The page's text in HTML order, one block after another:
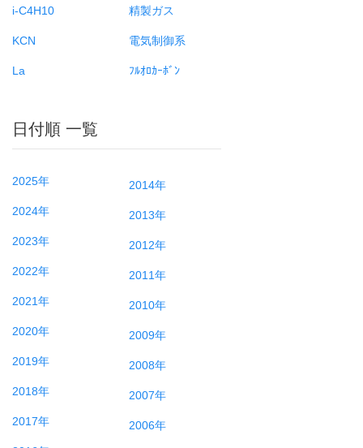
i-C4H10
KCN
La
精製ガス
電気制御系
ﾌﾙｵﾛｶｰﾎﾞﾝ
日付順 一覧
2025年
2024年
2023年
2022年
2021年
2020年
2019年
2018年
2017年
2014年
2013年
2012年
2011年
2010年
2009年
2008年
2007年
2006年